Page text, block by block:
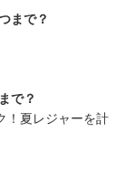
まで？
で？
！夏レジャーを計